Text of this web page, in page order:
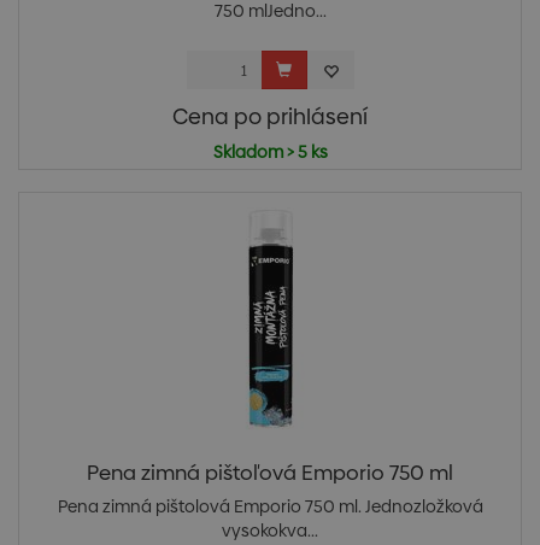
750 mlJedno...
Cena po prihlásení
Skladom > 5 ks
Pena zimná pištoľová Emporio 750 ml
Pena zimná pištolová Emporio 750 ml. Jednozložková
vysokokva...